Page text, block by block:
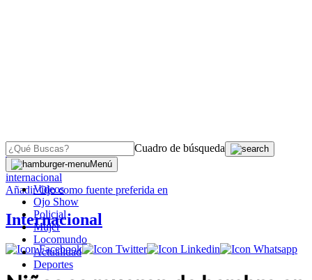
Cuadro de búsqueda
Menú
Videos
Ojo Show
Policial
Mujer
Locomundo
Actualidad
Deportes
OJO
internacional
AñadirOjocomo fuente preferida en
Internacional